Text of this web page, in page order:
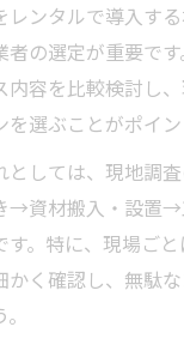
レンタルで導入す
者の選定が重要で
内容を比較検討し
選ぶことがポイン
としては、現地調
→資材搬入・設置→
。特に、現場ご
かく確認し、無駄